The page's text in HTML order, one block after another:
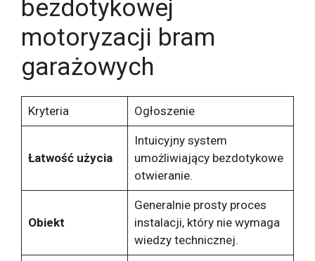
bezdotykowej
motoryzacji bram
garażowych
Kryteria Ogłoszenie
Łatwość użycia
Intuicyjny system
umożliwiający bezdotykowe
otwieranie.
Obiekt
Generalnie prosty proces
instalacji, który nie wymaga
wiedzy technicznej.